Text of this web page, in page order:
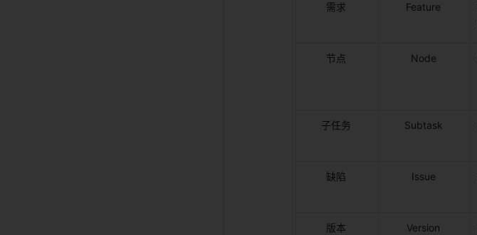
需求 Feature
节点 Node
子任务 Subtask
缺陷 Issue
版本 Version